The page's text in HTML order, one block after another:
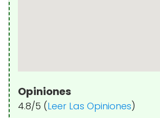
Opiniones
4.8/5 (Leer Las Opiniones)